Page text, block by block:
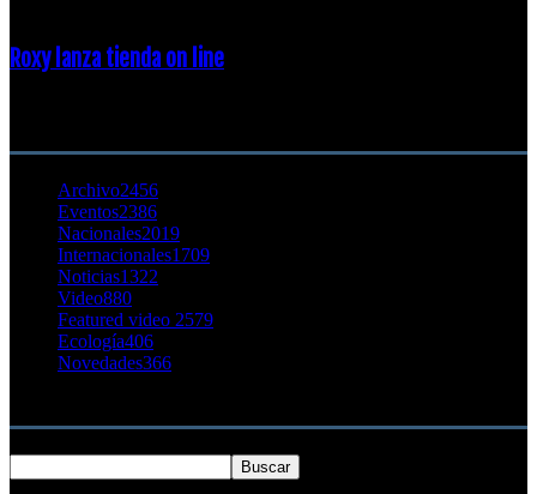
Roxy lanza tienda on line
Archivo2456
Eventos2386
Nacionales2019
Internacionales1709
Noticias1322
Video880
Featured video 2579
Ecología406
Novedades366